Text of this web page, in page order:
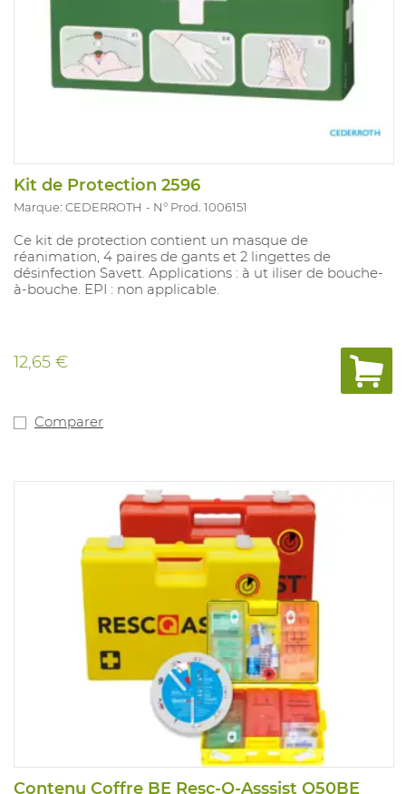
Kit de Protection 2596
Marque: CEDERROTH N° Prod. 1006151
Ce kit de protection contient un masque de
réanimation, 4 paires de gants et 2 lingettes de
désinfection Savett. Applications : à ut iliser de bouche-
à-bouche. EPI : non applicable.
12,65 €
Comparer
Contenu Coffre BE Resc-Q-Asssist Q50BE